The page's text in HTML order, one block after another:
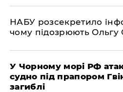
НАБУ розсекретило
чому підозрюють Ольгу
У Чорному морі РФ
судно під прапором
загиблі